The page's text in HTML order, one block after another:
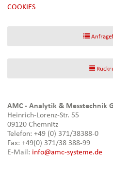
[NBSP]
COOKIES
AMC - Analytik & Messtechnik
Heinrich-Lorenz-Str. 55
09120 Chemnitz
Telefon: +49 (0) 371/38388-0
Fax: +49(0) 371/38 388-99
E-Mail: info@amc-systeme.de